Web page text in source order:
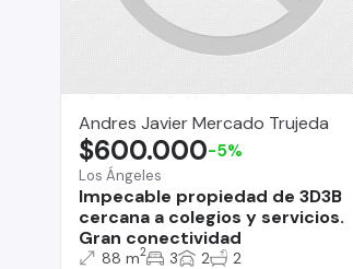
Andres Javier Mercado Trujeda
Los Ángeles
Impecable propiedad de 3D3B
cercana a colegios y servicios.
Gran conectividad
$600.000-5%
88 m2 3 2 2